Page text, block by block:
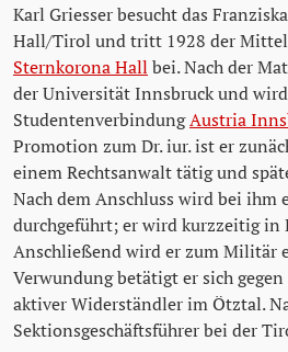
Karl Griesser besucht das
Hall/Tirol und tritt 1928 der
Sternkorona Hall bei. Nach der
der Universität Innsbruck und
StudentenverbindungAustria
Promotion zum Dr. iur. ist er
einem Rechtsanwalt tätig und
Nach dem Anschluss wird bei ihm
durchgeführt; er wird kurzzeitig in
Anschließend wird er zum Militär
Verwundung betätigt er sich gegen
aktiver Widerständler im Ötztal.
Sektionsgeschäftsführer bei der